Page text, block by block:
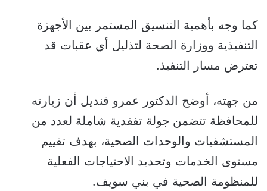
كما وجه بأهمية التنسيق المستمر بين الأجهزة
التنفيذية ووزارة الصحة لتذليل أي عقبات قد
تعترض مسار التنفيذ.
من جهته، أوضح الدكتور عمرو قنديل أن زيارته
للمحافظة تتضمن جولة تفقدية شاملة لعدد من
المستشفيات والوحدات الصحية، بهدف تقييم
مستوى الخدمات وتحديد الاحتياجات الفعلية
للمنظومة الصحية في بني سويف.